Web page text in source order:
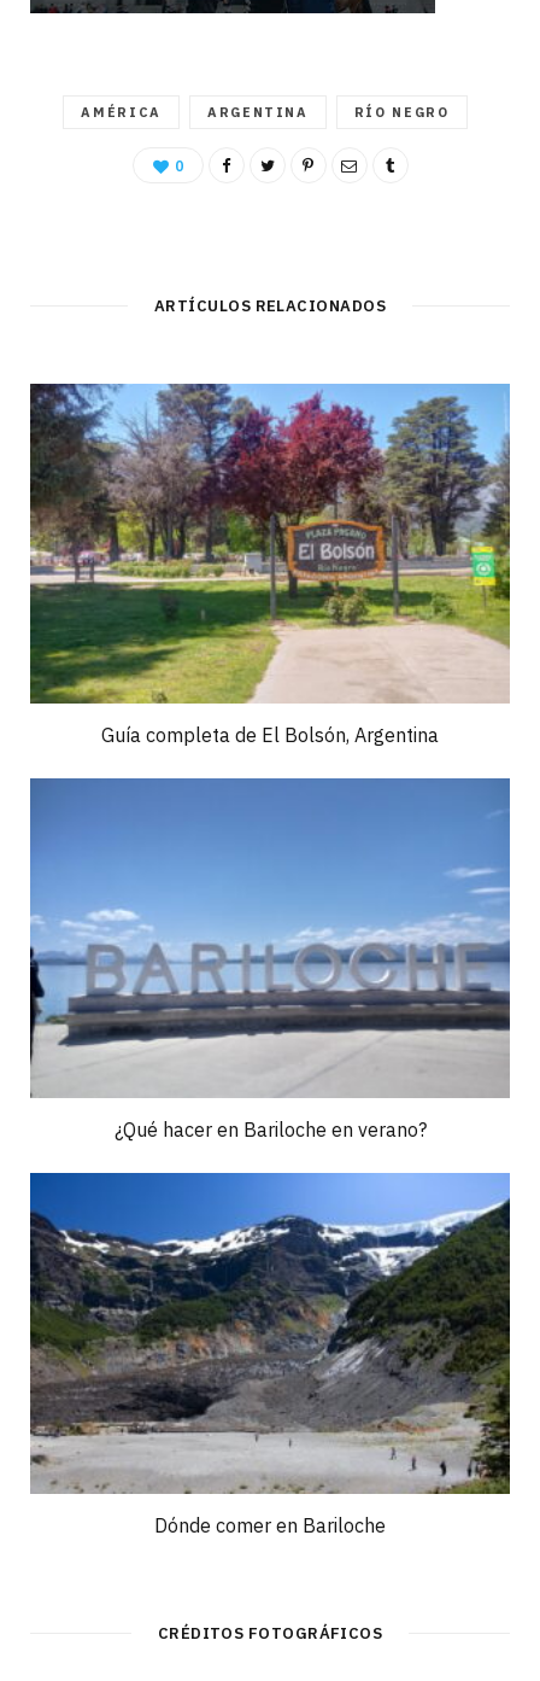
AMÉRICA ARGENTINA RÍO NEGRO
0
ARTÍCULOS RELACIONADOS
Guía completa de El Bolsón, Argentina
¿Qué hacer en Bariloche en verano?
Dónde comer en Bariloche
CRÉDITOS FOTOGRÁFICOS